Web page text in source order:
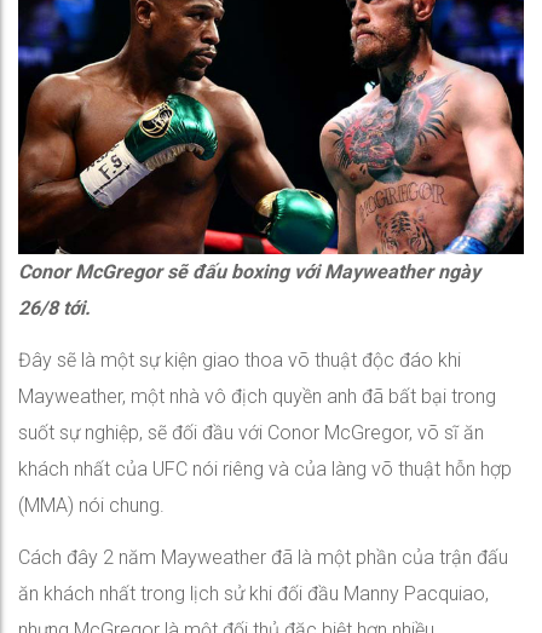
Conor McGregor sẽ đấu boxing với Mayweather ngày
26/8 tới.
Đây sẽ là một sự kiện giao thoa võ thuật độc đáo khi
Mayweather, một nhà vô địch quyền anh đã bất bại trong
suốt sự nghiệp, sẽ đối đầu với Conor McGregor, võ sĩ ăn
khách nhất của UFC nói riêng và của làng võ thuật hỗn hợp
(MMA) nói chung.
Cách đây 2 năm Mayweather đã là một phần của trận đấu
ăn khách nhất trong lịch sử khi đối đầu Manny Pacquiao,